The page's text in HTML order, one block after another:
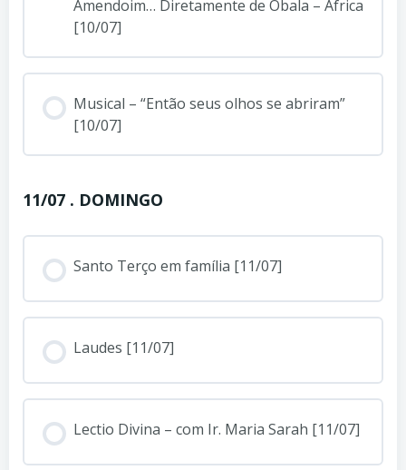
Amendoim… Diretamente de Obala – África
[10/07]
Musical – “Então seus olhos se abriram”
[10/07]
11/07 . DOMINGO
Santo Terço em família [11/07]
Laudes [11/07]
Lectio Divina – com Ir. Maria Sarah [11/07]